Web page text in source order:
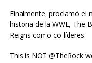
Finalmente, proclamó el
historia de la WWE, The
Reigns como co-líderes.
This is NOT @TheRock